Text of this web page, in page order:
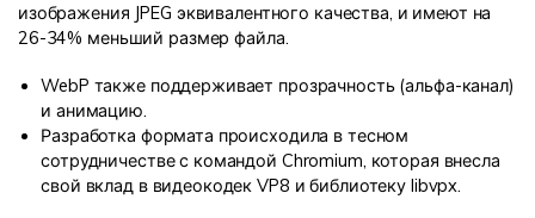
изображения JPEG эквивалентного качества, и имеют на
26-34% меньший размер файла.
WebP также поддерживает прозрачность (альфа-канал)
и анимацию.
Разработка формата происходила в тесном
сотрудничестве с командой Chromium, которая внесла
свой вклад в видеокодек VP8 и библиотеку libvpx.